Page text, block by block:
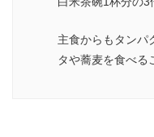
主食からもタンパ
タや蕎麦を食べる